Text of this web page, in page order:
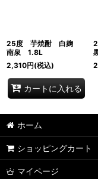
25度 芋焼酎 白麹
南泉 1.8L
2,310円(税込)
カートに入れる
ホーム
ショッピングカート
マイページ